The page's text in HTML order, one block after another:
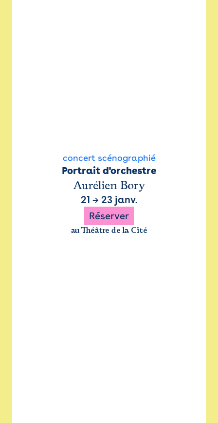
concert scénographié
Portrait d'orchestre
Aurélien Bory
21 → 23 janv.
Réserver
au Théâtre de la Cité